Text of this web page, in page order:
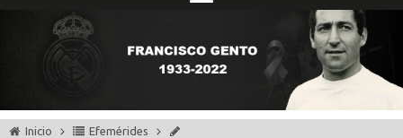
Inicio
Efemérides